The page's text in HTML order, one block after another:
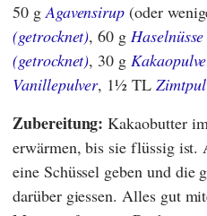
50 gAgavensirup (oder
(getrocknet), 60 g Haselnüsse
(getrocknet), 30 g
Vanillepulver, 1½ TL
Zubereitung:Kakaobutter
erwärmen, bis sie flüssig
eine Schüssel geben und die
darüber giessen. Alles gut